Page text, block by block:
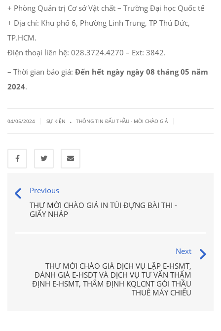
+ Phòng Quản trị Cơ sở Vật chất – Trường Đại học Quốc tế
+ Địa chỉ: Khu phố 6, Phường Linh Trung, TP Thủ Đức,
TP.HCM.
Điện thoại liên hệ: 028.3724.4270 – Ext: 3842.
– Thời gian báo giá: Đến hết ngày ngày 08 tháng 05 năm
2024.
04/05/2024 SỰ KIỆN . THÔNG TIN ĐẤU THẦU - MỜI CHÀO GIÁ
Previous
THƯ MỜI CHÀO GIÁ IN TÚI ĐỰNG BÀI THI -
GIẤY NHÁP
Next
THƯ MỜI CHÀO GIÁ DỊCH VỤ LẬP E-HSMT,
ĐÁNH GIÁ E-HSDT VÀ DỊCH VỤ TƯ VẤN THẨM
ĐỊNH E-HSMT, THẨM ĐỊNH KQLCNT GÓI THẦU
THUÊ MÁY CHIẾU